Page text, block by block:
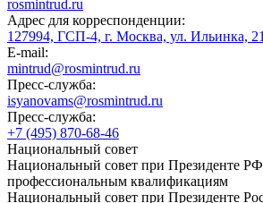
rosmintrud.ru
Адрес для корреспонденции:
127994, ГСП-4, г. Москва, ул. Ильинка, 21
E-mail:
mintrud@rosmintrud.ru
Пресс-служба:
isyanovams@rosmintrud.ru
Пресс-служба:
+7 (495) 870-68-46
Национальный совет
Национальный совет при Президенте
профессиональным квалификациям
Национальный совет при Президенте